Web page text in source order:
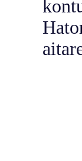
kontu
Hator,